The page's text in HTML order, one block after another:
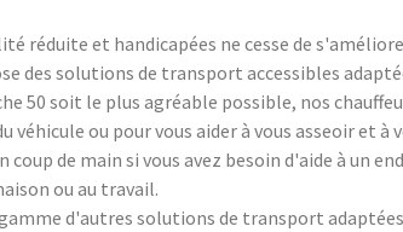
réduite et handicapées ne cesse de
des solutions de transport accessibles
50 soit le plus agréable possible, nos
véhicule ou pour vous aider à vous asseoir et à
coup de main si vous avez besoin d'aide à un
ou au travail.
d'autres solutions de transport adaptées